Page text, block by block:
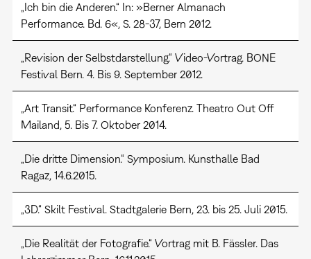
„Ich bin die Anderen.“ In: »Berner Almanach
Performance. Bd. 6«, S. 28-37, Bern 2012.
„Revision der Selbstdarstellung.“ Video-Vortrag. BONE
Festival Bern. 4. Bis 9. September 2012.
„Art Transit.“ Performance Konferenz. Theatro Out Off
Mailand, 5. Bis 7. Oktober 2014.
„Die dritte Dimension.“ Symposium. Kunsthalle Bad
Ragaz, 14.6.2015.
„3D.“ Skilt Festival. Stadtgalerie Bern, 23. bis 25. Juli 2015.
„Die Realität der Fotografie.“ Vortrag mit B. Fässler. Das